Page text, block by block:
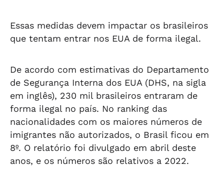
Essas medidas devem impactar os brasileiros
que tentam entrar nos EUA de forma ilegal.
De acordo com estimativas do Departamento
de Segurança Interna dos EUA (DHS, na sigla
em inglês), 230 mil brasileiros entraram de
forma ilegal no país. No ranking das
nacionalidades com os maiores números de
imigrantes não autorizados, o Brasil ficou em
8º. O relatório foi divulgado em abril deste
anos, e os números são relativos a 2022.